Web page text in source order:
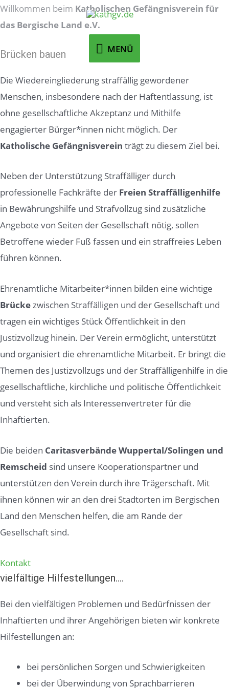
Zum
Inhalt
MENÜ
MENÜ
Willkommen beim Katholischen Gefängnisverein für
das Bergische Land e.V.
Brücken bauen
Die Wiedereingliederung straffällig gewordener
Menschen, insbesondere nach der Haftentlassung, ist
ohne gesellschaftliche Akzeptanz und Mithilfe
engagierter Bürger*innen nicht möglich. Der
Katholische Gefängnisverein trägt zu diesem Ziel bei.
Neben der Unterstützung Straffälliger durch
professionelle Fachkräfte der Freien Straffälligenhilfe
in Bewährungshilfe und Strafvollzug sind zusätzliche
Angebote von Seiten der Gesellschaft nötig, sollen
Betroffene wieder Fuß fassen und ein straffreies Leben
führen können.
Ehrenamtliche Mitarbeiter*innen bilden eine wichtige
Brückezwischen Straffälligen und der Gesellschaft und
tragen ein wichtiges Stück Öffentlichkeit in den
Justizvollzug hinein. Der Verein ermöglicht, unterstützt
und organisiert die ehrenamtliche Mitarbeit. Er bringt die
Themen des Justizvollzugs und der Straffälligenhilfe in die
gesellschaftliche, kirchliche und politische Öffentlichkeit
und versteht sich als Interessenvertreter für die
Inhaftierten.
Die beiden Caritasverbände Wuppertal/Solingen und
Remscheid sind unsere Kooperationspartner und
unterstützen den Verein durch ihre Trägerschaft. Mit
ihnen können wir an den drei Stadtorten im Bergischen
Land den Menschen helfen, die am Rande der
Gesellschaft sind.
Kontakt
vielfältige Hilfestellungen….
Bei den vielfältigen Problemen und Bedürfnissen der
Inhaftierten und ihrer Angehörigen bieten wir konkrete
Hilfestellungen an:
bei persönlichen Sorgen und Schwierigkeiten
bei der Überwindung von Sprachbarrieren